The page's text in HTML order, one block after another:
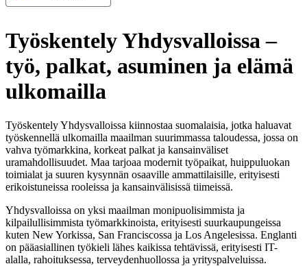
Työskentely Yhdysvalloissa –
työ, palkat, asuminen ja elämä
ulkomailla
Työskentely Yhdysvalloissa kiinnostaa suomalaisia, jotka haluavat
työskennellä ulkomailla maailman suurimmassa taloudessa, jossa on
vahva työmarkkina, korkeat palkat ja kansainväliset
uramahdollisuudet. Maa tarjoaa modernit työpaikat, huippuluokan
toimialat ja suuren kysynnän osaaville ammattilaisille, erityisesti
erikoistuneissa rooleissa ja kansainvälisissä tiimeissä.
Yhdysvalloissa on yksi maailman monipuolisimmista ja
kilpailullisimmista työmarkkinoista, erityisesti suurkaupungeissa
kuten New Yorkissa, San Franciscossa ja Los Angelesissa. Englanti
on pääasiallinen työkieli lähes kaikissa tehtävissä, erityisesti IT-
alalla, rahoituksessa, terveydenhuollossa ja yrityspalveluissa.